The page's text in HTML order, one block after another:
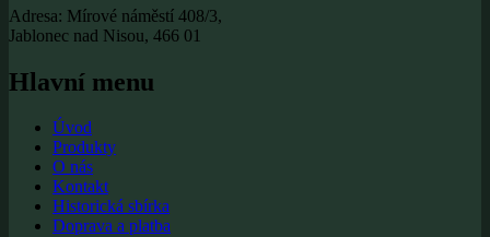
Adresa: Mírové náměstí 408/3,
Jablonec nad Nisou, 466 01
Hlavní menu
Úvod
Produkty
O nás
Kontakt
Historická sbírka
Doprava a platba